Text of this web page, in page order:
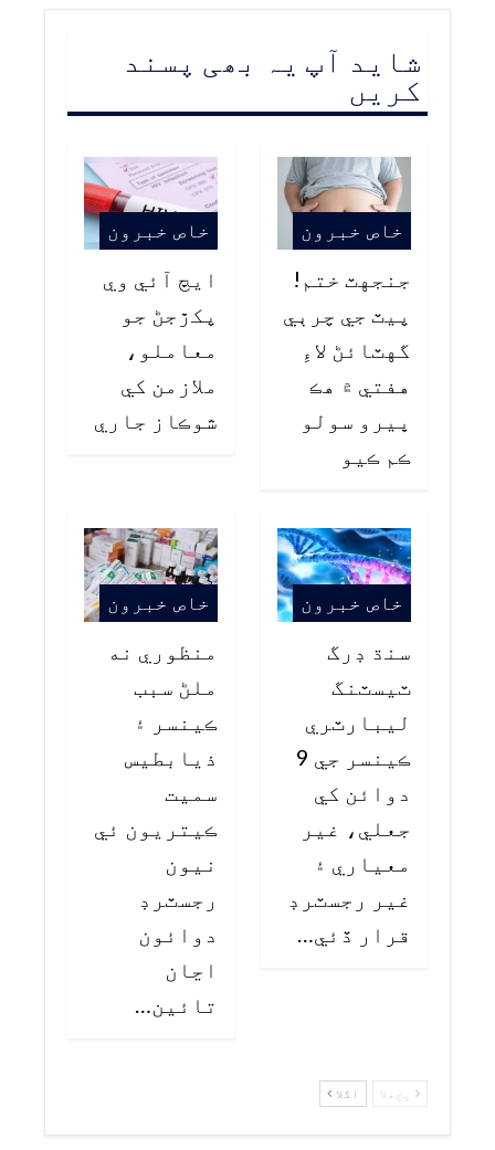
شاید آپ یہ بھی پسند
کریں
خاص خبرون
جنجهٽ ختم!
پيٽ جي چرٻي
گهٽائڻ لاءِ
هفتي ۾ هڪ
ڀيرو سولو
ڪم ڪيو
خاص خبرون
ايڇ آئي وي
پکڙجڻ جو
معاملو،
ملازمن کي
شوڪاز جاري
خاص خبرون
سنڌ ڊرگ
ٽيسٽنگ
ليبارٽري
ڪينسر جي 9
دوائن کي
جعلي، غير
معياري ۽
غير رجسٽرڊ
قرار ڏئي…
خاص خبرون
منظوري نه
ملڻ سبب
ڪينسر ۽
ذيابطيس
سميت
ڪيتريون ئي
نيون
رجسٽرڊ
دوائون
اڃان
تائين…
پچھلا اگلا